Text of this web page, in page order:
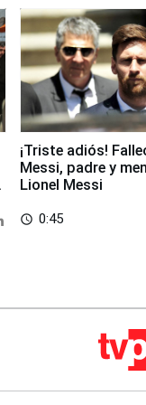
¡Triste adiós!
Messi, padre y
Lionel Messi
access_time 0:45